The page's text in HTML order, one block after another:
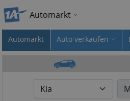
Automarkt
Automarkt Auto verkaufen